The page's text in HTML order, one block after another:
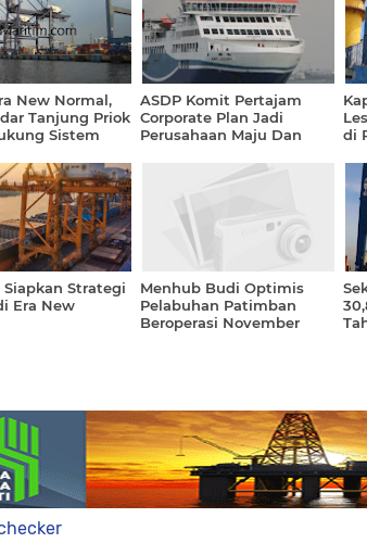
New Normal,
Tanjung Priok
Sistem
ASDP Komit Pertajam
Corporate Plan Jadi
Perusahaan Maju Dan
di
Siapkan Strategi
Era New
Menhub Budi Optimis
Pelabuhan Patimban
Beroperasi November